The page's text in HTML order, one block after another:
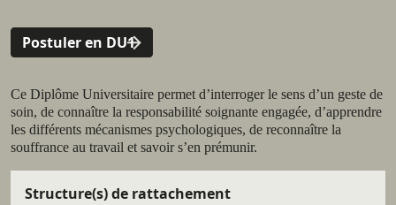
Postuler en DU1
Résumé
Ce Diplôme Universitaire permet d’interroger le sens d’un geste de
soin, de connaître la responsabilité soignante engagée, d’apprendre
les différents mécanismes psychologiques, de reconnaître la
souffrance au travail et savoir s’en prémunir.
Structure(s) de rattachement